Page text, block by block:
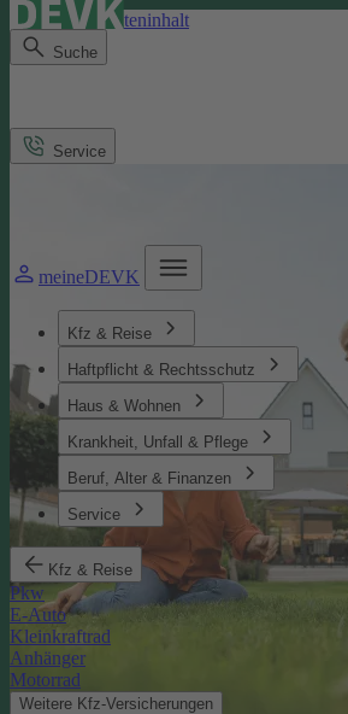
Direkt zum Seiteninhalt
Suche
meineDEVK
Kfz & Reise
Haftpflicht & Rechtsschutz
Haus & Wohnen
Krankheit, Unfall & Pflege
Beruf, Alter & Finanzen
Service
Kfz & Reise
Pkw
E-Auto
Kleinkraftrad
Anhänger
Motorrad
Weitere Kfz-Versicherungen
Service